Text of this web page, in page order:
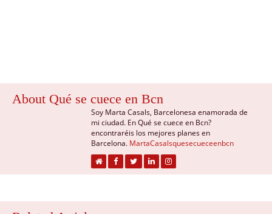
About Qué se cuece en Bcn
Soy Marta Casals, Barcelonesa enamorada de
mi ciudad. En Qué se cuece en Bcn?
encontraréis los mejores planes en
Barcelona. MartaCasalsquesecueceenbcn